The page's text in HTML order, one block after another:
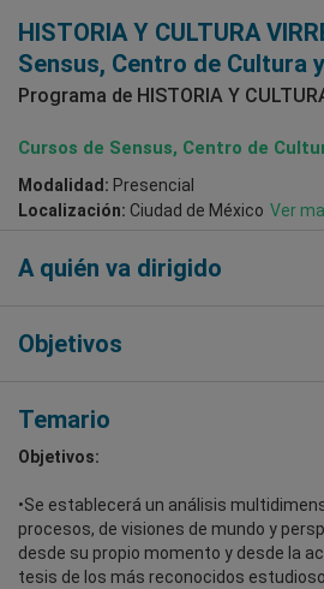
HISTORIA Y CULTURA
Sensus, Centro de Cultura
Programa de HISTORIA Y
Cursos de Sensus, Centro de
Modalidad: Presencial
Localización: Ciudad de México Ver
A quién va dirigido
Objetivos
Temario
Objetivos:
•Se establecerá un análisis
procesos, de visiones de mundo y
desde su propio momento y desde la
tesis de los más reconocidos